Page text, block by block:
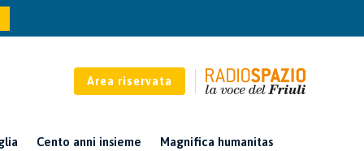
Area riservata
Cento anni insieme Magnifica humanitas